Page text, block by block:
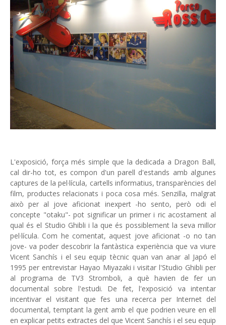
L'exposició, força més simple que la dedicada a Dragon Ball,
cal dir-ho tot, es compon d'un parell d'estands amb algunes
captures de la pel·lícula, cartells informatius, transparències del
film, productes relacionats i poca cosa més. Senzilla, malgrat
això per al jove aficionat inexpert -ho sento, però odi el
concepte "otaku"- pot significar un primer i ric acostament al
qual és el Studio Ghibli i la que és possiblement la seva millor
pel·lícula. Com he comentat, aquest jove aficionat -o no tan
jove- va poder descobrir la fantàstica experiència que va viure
Vicent Sanchís i el seu equip tècnic quan van anar al Japó el
1995 per entrevistar Hayao Miyazaki i visitar l'Studio Ghibli per
al programa de TV3 Stromboli, a què havien de fer un
documental sobre l'estudi. De fet, l'exposició va intentar
incentivar el visitant que fes una recerca per Internet del
documental, temptant la gent amb el que podrien veure en ell
en explicar petits extractes del que Vicent Sanchís i el seu equip